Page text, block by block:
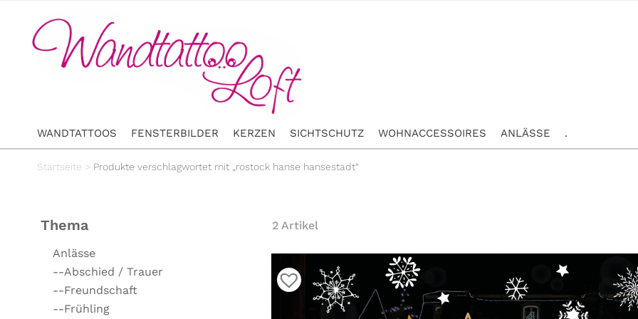
WANDTATTOOS FENSTERBILDER KERZEN SICHTSCHUTZ WOHNACCESSOIRES ANLÄSSE .
Startseite > Produkte verschlagwortet mit „rostock hanse hansestadt“
Thema
Anlässe
--Abschied / Trauer
--Freundschaft
--Frühling
2 Artikel